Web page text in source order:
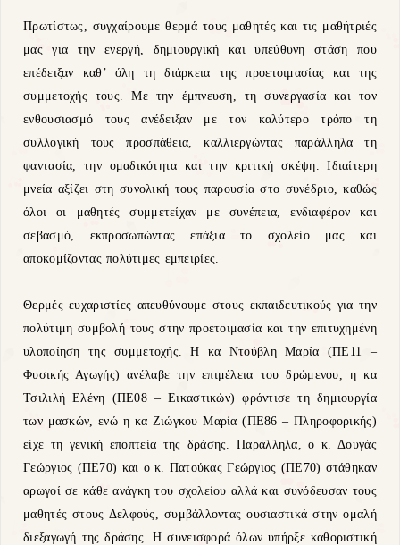
Πρωτίστως, συγχαίρουμε θερμά τους μαθητές και τις μαθήτριές
μας για την ενεργή, δημιουργική και υπεύθυνη στάση που
επέδειξαν καθ’ όλη τη διάρκεια της προετοιμασίας και της
συμμετοχής τους. Με την έμπνευση, τη συνεργασία και τον
ενθουσιασμό τους ανέδειξαν με τον καλύτερο τρόπο τη
συλλογική τους προσπάθεια, καλλιεργώντας παράλληλα τη
φαντασία, την ομαδικότητα και την κριτική σκέψη. Ιδιαίτερη
μνεία αξίζει στη συνολική τους παρουσία στο συνέδριο, καθώς
όλοι οι μαθητές συμμετείχαν με συνέπεια, ενδιαφέρον και
σεβασμό, εκπροσωπώντας επάξια το σχολείο μας και
αποκομίζοντας πολύτιμες εμπειρίες.
Θερμές ευχαριστίες απευθύνουμε στους εκπαιδευτικούς για την
πολύτιμη συμβολή τους στην προετοιμασία και την επιτυχημένη
υλοποίηση της συμμετοχής. Η κα Ντούβλη Μαρία (ΠΕ11 –
Φυσικής Αγωγής) ανέλαβε την επιμέλεια του δρώμενου, η κα
Τσιλιλή Ελένη (ΠΕ08 – Εικαστικών) φρόντισε τη δημιουργία
των μασκών, ενώ η κα Ζιώγκου Μαρία (ΠΕ86 – Πληροφορικής)
είχε τη γενική εποπτεία της δράσης. Παράλληλα, ο κ. Δουγάς
Γεώργιος (ΠΕ70) και ο κ. Πατούκας Γεώργιος (ΠΕ70) στάθηκαν
αρωγοί σε κάθε ανάγκη του σχολείου αλλά και συνόδευσαν τους
μαθητές στους Δελφούς, συμβάλλοντας ουσιαστικά στην ομαλή
διεξαγωγή της δράσης. Η συνεισφορά όλων υπήρξε καθοριστική